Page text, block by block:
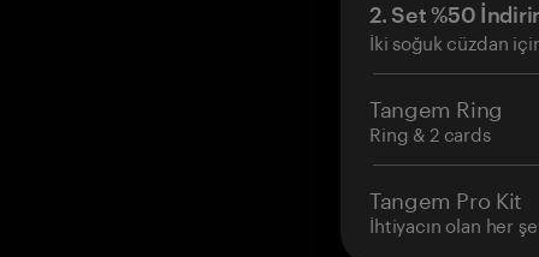
2. Set %50
İki soğuk cüzdan
Tangem Ring
Ring & 2 cards
Tangem Pro Kit
İhtiyacın olan her